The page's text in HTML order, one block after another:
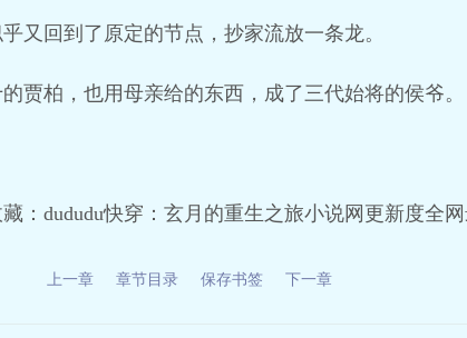
又回到了原定的节点，抄家流放一条龙。
贾柏，也用母亲给的东西，成了三代始将的侯爷。
：dududu快穿：玄月的重生之旅小说网更新度全网
上一章 章节目录 保存书签 下一章